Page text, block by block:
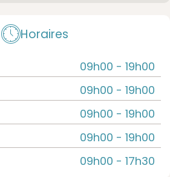
Horaires
09h00 - 19h00
09h00 - 19h00
09h00 - 19h00
09h00 - 19h00
09h00 - 17h30